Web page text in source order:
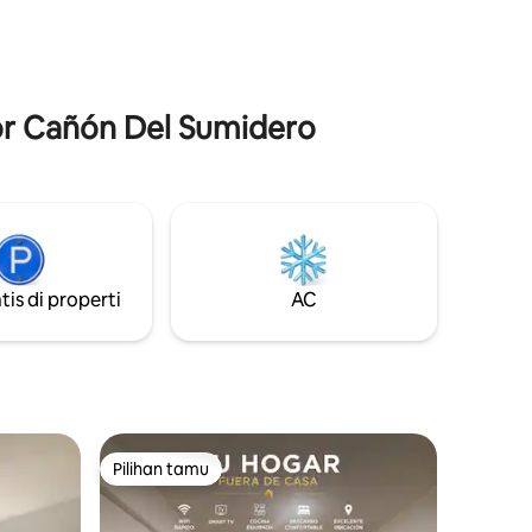
Cañón Del Sumidero
di properti AC
Pilihan tamu
Pilihan tamu